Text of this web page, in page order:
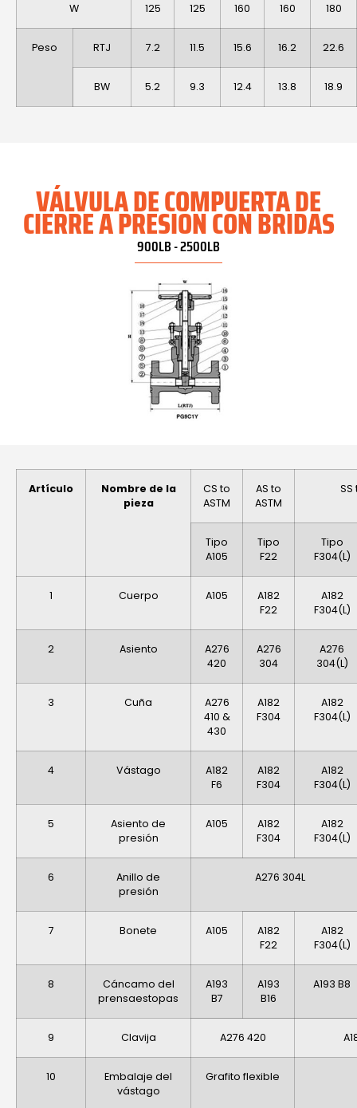
W 125 125 160 160 180
Peso RTJ 7.2 11.5 15.6 16.2 22.6
BW 5.2 9.3 12.4 13.8 18.9
VÁLVULA DE COMPUERTA DE
CIERRE A PRESIÓN CON BRIDAS
900LB - 2500LB
Artículo
Nombre de la
pieza
CS to
ASTM
AS to
ASTM
SS
Tipo
A105
Tipo
F22
Tipo
F304(L)
1 Cuerpo A105
A182
F22
A182
F304(L)
2 Asiento
A276
420
A276
304
A276
304(L)
3 Cuña
A276
410 &
430
A182
F304
A182
F304(L)
4 Vástago
A182
F6
A182
F304
A182
F304(L)
5
Asiento de
presión
A105
A182
F304
A182
F304(L)
6
Anillo de
presión
A276 304L
7 Bonete A105
A182
F22
A182
F304(L)
8
Cáncamo del
prensaestopas
A193
B7
A193
B16
A193 B8
9 Clavija A276 420
10
Embalaje del
vástago
Grafito flexible